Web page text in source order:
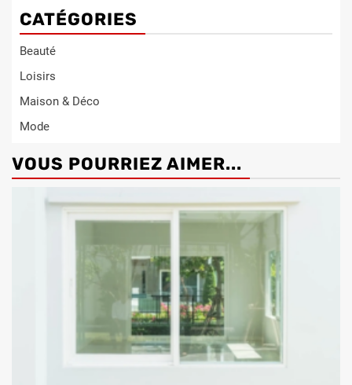
CATÉGORIES
Beauté
Loisirs
Maison & Déco
Mode
VOUS POURRIEZ AIMER...